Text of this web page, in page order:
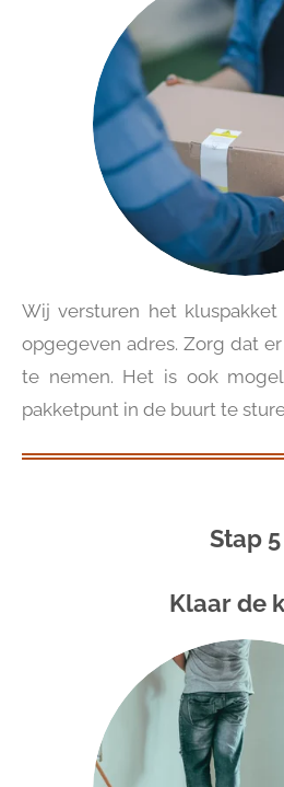
Wij versturen het
opgegeven adres. Zorg dat
te nemen. Het is ook
pakketpunt in de buurt te
Stap 5
Klaar de